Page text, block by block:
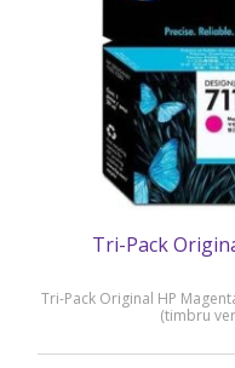
Tri-Pack
Tri-Pack Original HP
(timbru